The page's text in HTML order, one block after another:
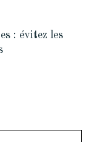
: évitez les